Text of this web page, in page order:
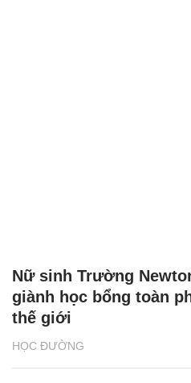
HỌC ĐƯỜNG
Nữ sinh Trường
giành học bổng toàn
thế giới